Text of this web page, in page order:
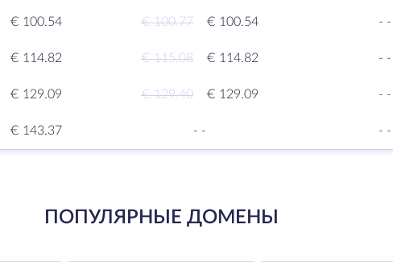
€ 100.54 € 100.77 € 100.54 - -
€ 114.82 € 115.08 € 114.82 - -
€ 129.09 € 129.40 € 129.09 - -
€ 143.37 - - - -
ПОПУЛЯРНЫЕ ДОМЕНЫ